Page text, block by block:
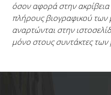
όσον αφορά στην ακρίβεια
πλήρους βιογραφικού
αναρτώνται στην
μόνο στους συντάκτες